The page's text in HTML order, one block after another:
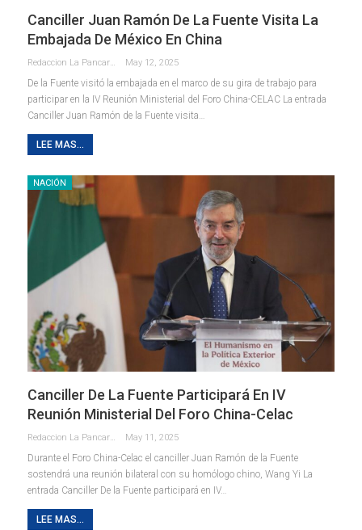
Canciller Juan Ramón De La Fuente Visita La
Embajada De México En China
May 12, 2025
De la Fuente visitó la embajada en el marco de su gira de trabajo para
participar en la IV Reunión Ministerial del Foro China-CELAC La entrada
Canciller Juan Ramón de la Fuente visita…
LEE MAS...
NACIÓN
Canciller De La Fuente Participará En IV
Reunión Ministerial Del Foro China-Celac
Redaccion La Pancarta De Quintana Roo May 11, 2025
Durante el Foro China-Celac el canciller Juan Ramón de la Fuente
sostendrá una reunión bilateral con su homólogo chino, Wang Yi La
entrada Canciller De la Fuente participará en IV…
LEE MAS...